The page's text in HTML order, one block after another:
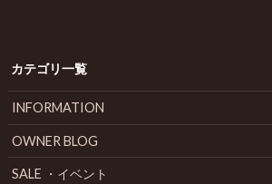
カテゴリ一覧
INFORMATION
OWNER BLOG
SALE ・イベント